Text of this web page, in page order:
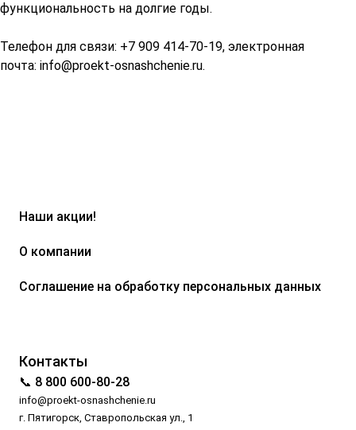
функциональность на долгие годы.
Телефон для связи: +7 909 414-70-19, электронная
почта: info@proekt-osnashchenie.ru.
Наши акции!
О компании
Соглашение на обработку персональных данных
Контакты
📞 8 800 600-80-28
info@proekt-osnashchenie.ru
г. Пятигорск, Ставропольская ул., 1